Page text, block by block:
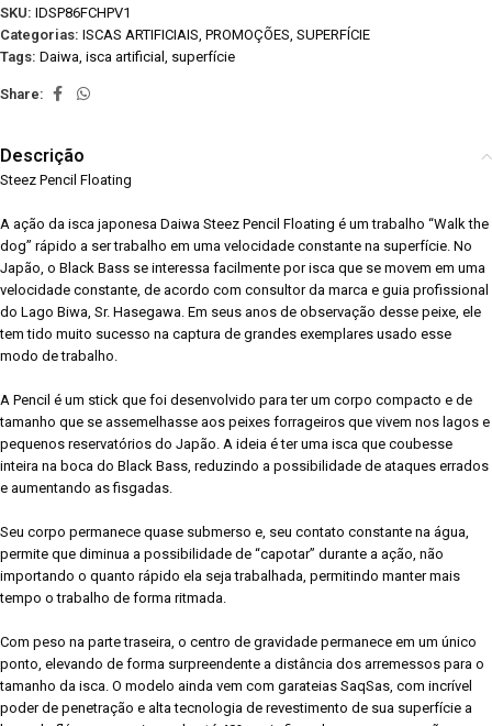
SKU: IDSP86FCHPV1
Categorias: ISCAS ARTIFICIAIS, PROMOÇÕES, SUPERFÍCIE
Tags: Daiwa, isca artificial , superfície
Share:
Descrição
Steez Pencil Floating
A ação da isca japonesa Daiwa Steez Pencil Floating é um trabalho “Walk the
dog” rápido a ser trabalho em uma velocidade constante na superfície. No
Japão, o Black Bass se interessa facilmente por isca que se movem em uma
velocidade constante, de acordo com consultor da marca e guia profissional
do Lago Biwa, Sr. Hasegawa. Em seus anos de observação desse peixe, ele
tem tido muito sucesso na captura de grandes exemplares usado esse
modo de trabalho.
A Pencil é um stick que foi desenvolvido para ter um corpo compacto e de
tamanho que se assemelhasse aos peixes forrageiros que vivem nos lagos e
pequenos reservatórios do Japão. A ideia é ter uma isca que coubesse
inteira na boca do Black Bass, reduzindo a possibilidade de ataques errados
e aumentando as fisgadas.
Seu corpo permanece quase submerso e, seu contato constante na água,
permite que diminua a possibilidade de “capotar” durante a ação, não
importando o quanto rápido ela seja trabalhada, permitindo manter mais
tempo o trabalho de forma ritmada.
Com peso na parte traseira, o centro de gravidade permanece em um único
ponto, elevando de forma surpreendente a distância dos arremessos para o
tamanho da isca. O modelo ainda vem com garateias SaqSas, com incrível
poder de penetração e alta tecnologia de revestimento de sua superfície a